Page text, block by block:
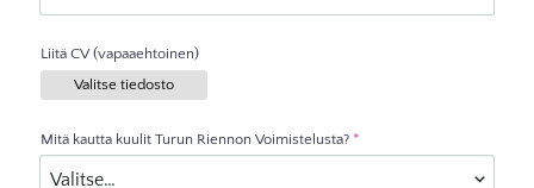
Liitä CV (vapaaehtoinen)
Valitse tiedosto
Mitä kautta kuulit Turun Riennon Voimistelusta? *